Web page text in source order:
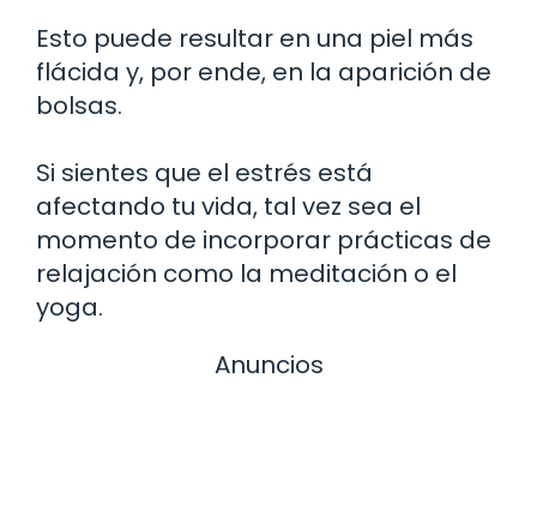
Esto puede resultar en una piel más
flácida y, por ende, en la aparición de
bolsas.
Si sientes que el estrés está
afectando tu vida, tal vez sea el
momento de incorporar prácticas de
relajación como la meditación o el
yoga.
Anuncios